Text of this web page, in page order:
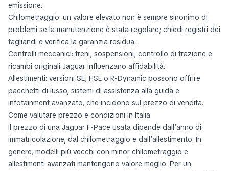
emissione.
Chilometraggio: un valore elevato non è sempre sinonimo di
problemi se la manutenzione è stata regolare; chiedi registri dei
tagliandi e verifica la garanzia residua.
Controlli meccanici: freni, sospensioni, controllo di trazione e
ricambi originali Jaguar influenzano affidabilità.
Allestimenti: versioni SE, HSE o R-Dynamic possono offrire
pacchetti di lusso, sistemi di assistenza alla guida e
infotainment avanzato, che incidono sul prezzo di vendita.
Come valutare prezzo e condizioni in Italia
Il prezzo di una Jaguar F-Pace usata dipende dall’anno di
immatricolazione, dal chilometraggio e dall’allestimento. In
genere, modelli più vecchi con minor chilometraggio e
allestimenti avanzati mantengono valore meglio. Per un